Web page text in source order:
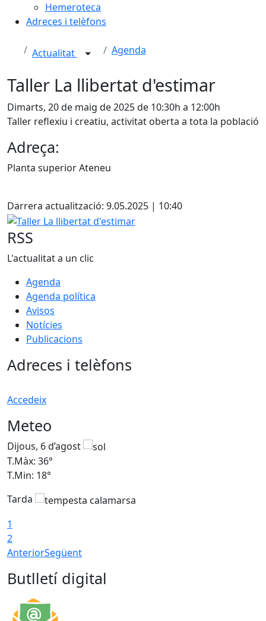
Hemeroteca
Adreces i telèfons
Actualitat Agenda
Taller La llibertat d'estimar
Dimarts, 20 de maig de 2025 de 10:30h a 12:00h
Taller reflexiu i creatiu, activitat oberta a tota la població
Adreça:
Planta superior Ateneu
Darrera actualització: 9.05.2025 | 10:40
Taller La llibertat d'estimar
RSS
L'actualitat a un clic
Agenda
Agenda política
Avisos
Notícies
Publicacions
Adreces i telèfons
Accedeix
Meteo
Dijous, 6 d’agost
T.Màx: 36°
T.Min: 18°
Tarda
1
2
AnteriorSegüent
Butlletí digital